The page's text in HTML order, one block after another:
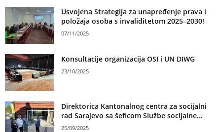
Usvojena Strategija za unapređenje prava i
položaja osoba s invaliditetom 2025–2030!
07/11/2025
Konsultacije organizacija OSI i UN DIWG
23/10/2025
Direktorica Kantonalnog centra za socijalni
rad Sarajevo sa šeficom Službe socijalne...
25/09/2025